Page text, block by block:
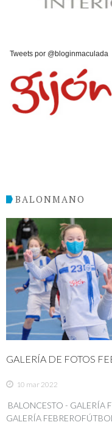
Tweets por @bloginmaculada
BALONMANO
GALERÍA DE FOTOS
10 mar 2022
BALONCESTO - GALERÍA
GALERÍA